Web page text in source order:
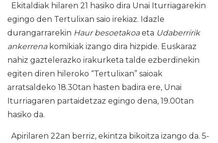
Ekitaldiak hilaren 21 hasiko dira Unai Iturriagarekin
egingo den Tertulixan saio irekiaz. Idazle
durangarrarekin Haur besoetakoaeta Udaberririk
ankerrenakomikiak izango dira hizpide. Euskaraz
nahiz gaztelerazko irakurketa talde ezberdinekin
egiten diren hileroko “Tertulixan” saioak
arratsaldeko 18.30tan hasten badira ere, Unai
Iturriagaren partaidetzaz egingo dena, 19.00tan
hasiko da.
Apirilaren 22an berriz, ekintza bikoitza izango da. 5-